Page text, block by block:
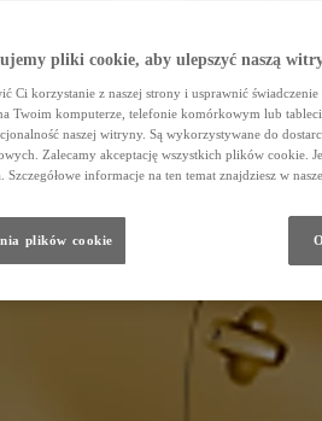
pliki cookie, aby ulepszyć naszą
Ci korzystanie z naszej strony i usprawnić
Twoim komputerze, telefonie komórkowym lub
naszej witryny. Są wykorzystywane do
Zalecamy akceptację wszystkich plików cookie.
Szczegółowe informacje na ten temat znajdziesz w
plików cookie